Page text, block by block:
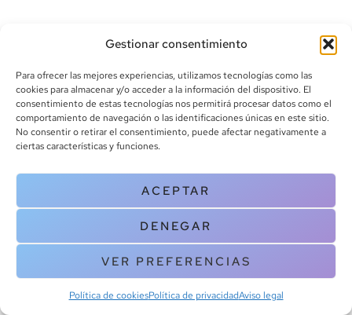
Gestionar consentimiento
Para ofrecer las mejores experiencias, utilizamos tecnologías como las
cookies para almacenar y/o acceder a la información del dispositivo. El
consentimiento de estas tecnologías nos permitirá procesar datos como el
comportamiento de navegación o las identificaciones únicas en este sitio.
No consentir o retirar el consentimiento, puede afectar negativamente a
ciertas características y funciones.
ACEPTAR
DENEGAR
VER PREFERENCIAS
Política de cookiesPolítica de privacidadAviso legal
info@canoalibros.com
pedidos@canoalibros.com
+34 934 242 391
CONTACTO
Copyright © 2025 Canoa Libros. All Rights Reserved |
cookies
| Aviso legal